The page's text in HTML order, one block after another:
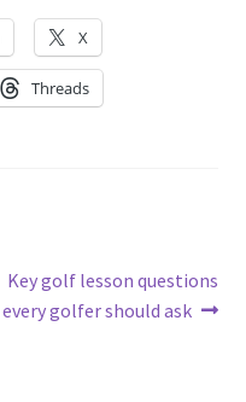
X
Threads
Next
post:
Key golf lesson questions
every golfer should ask